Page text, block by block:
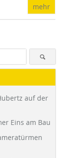
mehr
auf der
Eins am Bau